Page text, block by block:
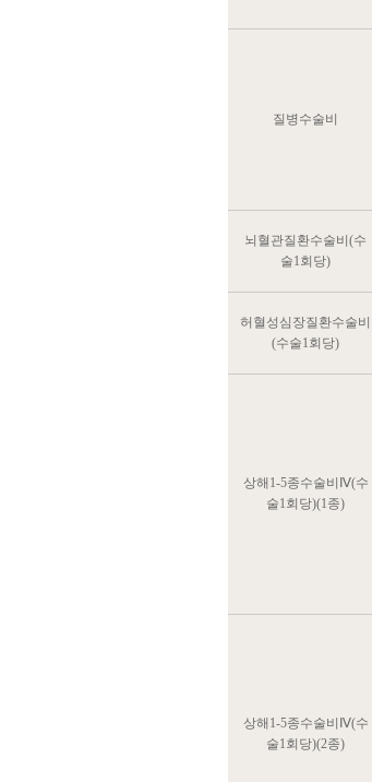
질병수술비
뇌혈관질환수술비(수
술1회당)
허혈성심장질환수술비
(수술1회당)
상해1-5종수술비Ⅳ(수
술1회당)(1종)
상해1-5종수술비Ⅳ(수
술1회당)(2종)